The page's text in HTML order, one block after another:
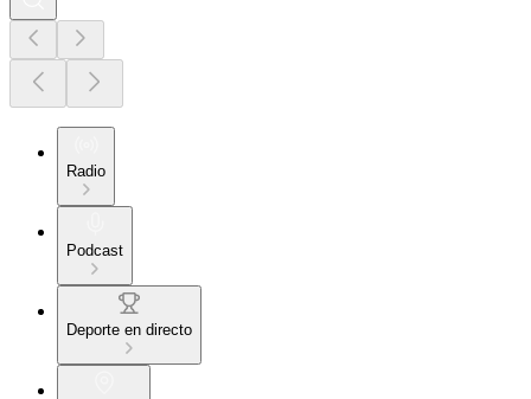
Radio
Podcast
Deporte en directo